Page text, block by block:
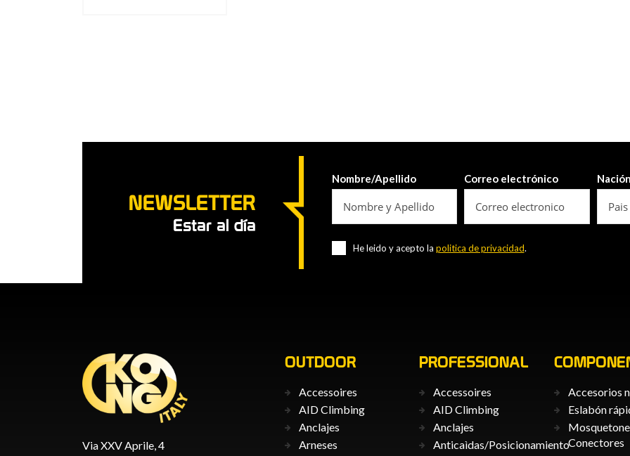
NEWSLETTER
Estar al día
Nombre/Apellido Correo electrónico Nación
He leido y acepto la politica de privacidad.
Via XXV Aprile, 4
OUTDOOR
Accessoires
AID Climbing
Anclajes
Arneses
PROFESSIONAL
Accessoires
AID Climbing
Anclajes
Anticaìdas/Posicionamiento
Accesorios
Eslabón
Conectores